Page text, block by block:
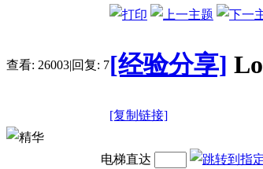
查看: 26003|回复: 7[经验分享]
[复制链接]
电梯直达